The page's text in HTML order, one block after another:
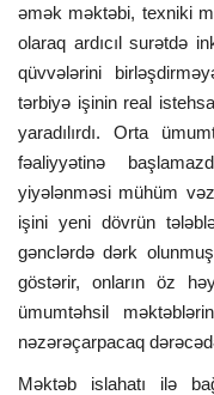
əmək məktəbi, texniki
olaraq ardıcıl surətdə
qüvvələrini
tərbiyə işinin real
yaradılırdı. Orta
fəaliyyətinə
yiyələnməsi mühüm
işini yeni dövrün
gənclərdə dərk
göstərir, onların öz
ümumtəhsil
nəzərəçarpacaq
Məktəb islahatı ilə